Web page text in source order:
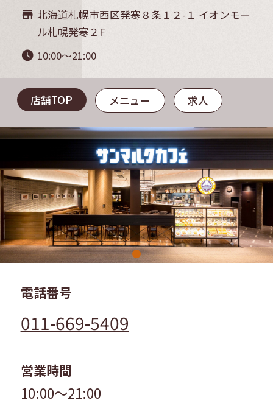
store_mall_directory 北海道札幌市西区発寒８条１２-１ イオンモー
ル札幌発寒２F
watch_later 10:00～21:00
店舗TOP メニュー 求人
電話番号
011-669-5409
営業時間
10:00～21:00